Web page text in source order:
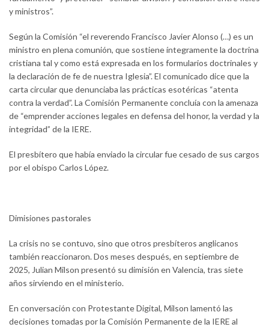
y ministros”.
Según la Comisión “el reverendo Francisco Javier Alonso (…) es un
ministro en plena comunión, que sostiene íntegramente la doctrina
cristiana tal y como está expresada en los formularios doctrinales y
la declaración de fe de nuestra Iglesia”. El comunicado dice que la
carta circular que denunciaba las prácticas esotéricas “atenta
contra la verdad”. La Comisión Permanente concluía con la amenaza
de “emprender acciones legales en defensa del honor, la verdad y la
integridad” de la IERE.
El presbítero que había enviado la circular fue cesado de sus cargos
por el obispo Carlos López.
Dimisiones pastorales
La crisis no se contuvo, sino que otros presbíteros anglicanos
también reaccionaron. Dos meses después, en septiembre de
2025, Julian Milson presentó su dimisión en Valencia, tras siete
años sirviendo en el ministerio.
En conversación con Protestante Digital, Milson lamentó las
decisiones tomadas por la Comisión Permanente de la IERE al